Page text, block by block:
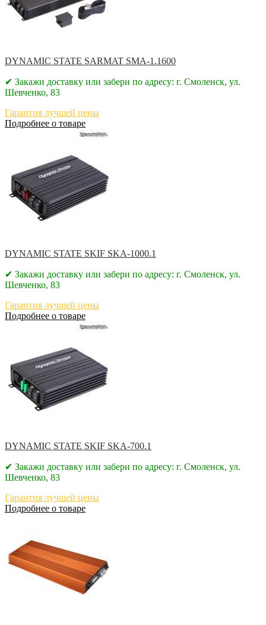
DYNAMIC STATE SARMAT SMA-1.1600
✔ Закажи доставку или забери по адресу: г. Смоленск, ул.
Шевченко, 83
Гарантия лучшей цены
Подробнее о товаре
DYNAMIC STATE SKIF SKA-1000.1
✔ Закажи доставку или забери по адресу: г. Смоленск, ул.
Шевченко, 83
Гарантия лучшей цены
Подробнее о товаре
DYNAMIC STATE SKIF SKA-700.1
✔ Закажи доставку или забери по адресу: г. Смоленск, ул.
Шевченко, 83
Гарантия лучшей цены
Подробнее о товаре